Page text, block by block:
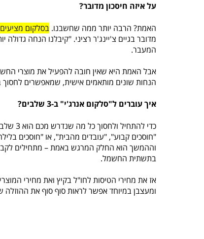
על איזה חיסכון מדובר?
האמת? הרבה יותר ממה שחשבנו. בסלקום מציעים
מדובר בגיים צ'יינג'ר רציני. "קיבלנו הנחה
המעבר.
הנחות שונים מותאמים אישית, שמאפשרים לחסוך
איך עוברים ל"סלקום אנרג'י" ב-3 שלבים?
כדי להתחיל ולחסוך כל מה שנדרש מכם הוא 3 שלבים פשוטים. השלב הראשון הוא
"חוסכים קבוע", "עובדים מהבית", או "חוסכים
וההמשך הוא החלק המרגש באמת – מתחילים לקבל
בתשתית החשמל.
אז את מחירי הטיסות לחו"ל בקיץ ואת מחירי
ומעצבן במיוחד אפשר לראות סוף סוף את